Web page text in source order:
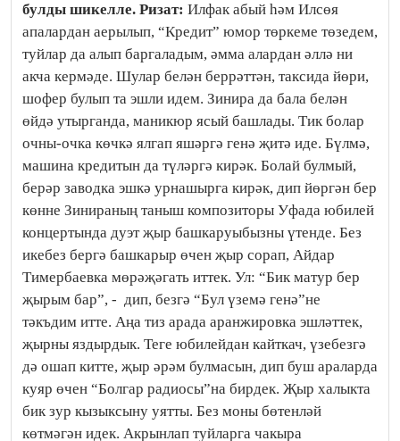
булды шикелле. Ризат: Илфак абый һәм Илсөя
апалардан аерылып, “Кредит” юмор төркеме төзедем,
туйлар да алып баргаладым, әмма алардан әллә ни
акча кермәде. Шулар белән беррәттән, таксида йөри,
шофер булып та эшли идем. Зинира да бала белән
өйдә утырганда, маникюр ясый башлады. Тик болар
очны-очка көчкә ялгап яшәргә генә җитә иде. Бүлмә,
машина кредитын да түләргә кирәк. Болай булмый,
берәр заводка эшкә урнашырга кирәк, дип йөргән бер
көнне Зинираның таныш композиторы Уфада юбилей
концертында дуэт җыр башкаруыбызны үтенде. Без
икебез бергә башкарыр өчен җыр сорап, Айдар
Тимербаевка мөрәҗәгать иттек. Ул: “Бик матур бер
җырым бар”, - дип, безгә “Бул үземә генә”не
тәкъдим итте. Аңа тиз арада аранжировка эшләттек,
җырны яздырдык. Теге юбилейдан кайткач, үзебезгә
дә ошап китте, җыр әрәм булмасын, дип буш араларда
куяр өчен “Болгар радиосы”на бирдек. Җыр халыкта
бик зур кызыксыну уятты. Без моны бөтенләй
көтмәгән идек. Акрынлап туйларга чакыра